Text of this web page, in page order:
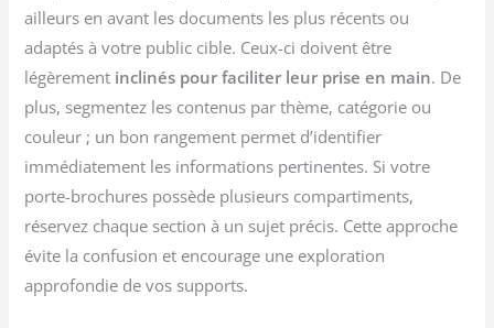
ailleurs en avant les documents les plus récents ou
adaptés à votre public cible. Ceux-ci doivent être
légèrement inclinés pour faciliter leur prise en main. De
plus, segmentez les contenus par thème, catégorie ou
couleur ; un bon rangement permet d’identifier
immédiatement les informations pertinentes. Si votre
porte-brochures possède plusieurs compartiments,
réservez chaque section à un sujet précis. Cette approche
évite la confusion et encourage une exploration
approfondie de vos supports.